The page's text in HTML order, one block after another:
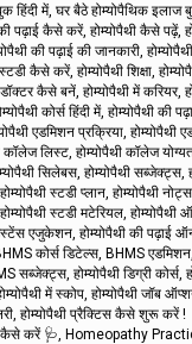
हिंदी में, घर बैठे होम्योपैथिक इलाज
पढ़ाई कैसे करें, होम्योपैथी कैसे पढ़ें,
की पढ़ाई की जानकारी,
कैसे करें, होम्योपैथी शिक्षा,
कैसे बनें, होम्योपैथी में करियर,
कोर्स हिंदी में, होम्योपैथी की
एडमिशन प्रक्रिया, होम्योपैथी
लिस्ट, होम्योपैथी कॉलेज
सिलेबस, होम्योपैथी सब्जेक्ट्स,
स्टडी प्लान, होम्योपैथी
होम्योपैथी स्टडी मटेरियल,
डिस्टेंस एजुकेशन, होम्योपैथी की
कोर्स डिटेल्स, BHMS
होम्योपैथी डिग्री कोर्स,
में स्कोप, होम्योपैथी जॉब
होम्योपैथी प्रैक्टिस कैसे शुरू करें !
कैसे करें 🩺, Homeopathy